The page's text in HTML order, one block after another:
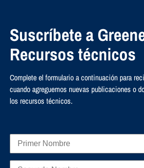
Suscríbete a
Recursos técnicos
Complete el formulario a continuación para
cuando agreguemos nuevas publicaciones o
los recursos técnicos.